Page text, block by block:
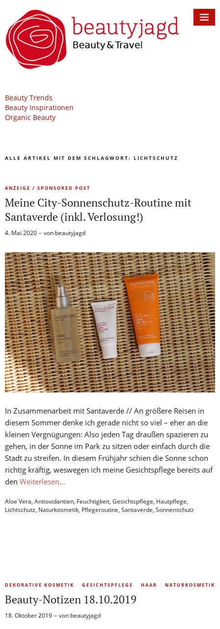
Beauty Trends
Beauty Inspirationen
Organic Beauty
ALLE ARTIKEL MIT DEM SCHLAGWORT: LICHTSCHUTZ
ANZEIGE / SPONSORED POST
Meine City-Sonnenschutz-Routine mit
Santaverde (inkl. Verlosung!)
4. Mai 2020 von beautyjagd
In Zusammenarbeit mit Santaverde // An größere Reisen in
diesem Sommer denke ich gerade nicht so viel – eher an die
kleinen Vergnügungen: Also jeden Tag draußen spazieren zu
gehen, in der Sonne im Park zu sitzen oder einfach durch die
Stadt zu streifen. In diesem Frühjahr schien die Sonne schon
richtig kräftig, weswegen ich meine Gesichtspflege bereits auf
den Weiterlesen…
Aloe Vera, Antioxidantien, Feuchtigkeit, Gesichtspflege, Hautpflege,
Lichtschutz, Naturkosmetik, Pflegeroutine, Santaverde, Sonnenschutz
DEKORATIVE KOSMETIK GESICHTSPFLEGE HAAR NATURKOSMETIK
Beauty-Notizen 18.10.2019
18. Oktober 2019 von beautyjagd